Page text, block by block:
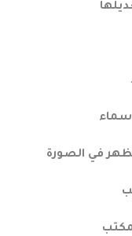
في الصورة